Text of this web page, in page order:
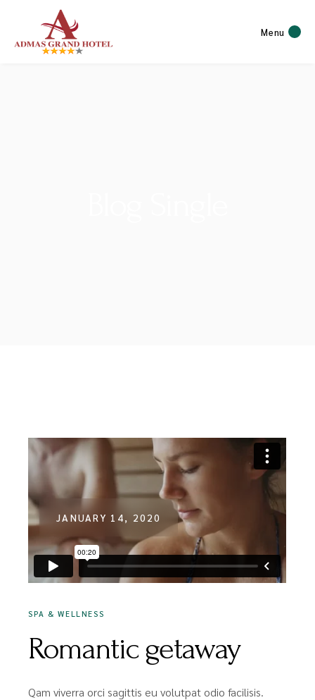
Menu
JANUARY 14, 2020
SPA & WELLNESS
Romantic getaway
Qam viverra orci sagittis eu volutpat odio facilisis.